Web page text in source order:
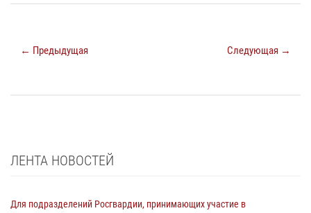
← Предыдущая Следующая →
ЛЕНТА НОВОСТЕЙ
Для подразделений Росгвардии, принимающих участие в